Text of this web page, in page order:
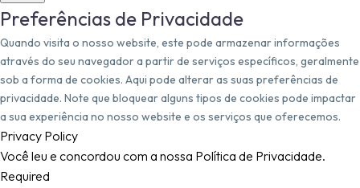
Preferências de Privacidade
Quando visita o nosso website, este pode armazenar informações
através do seu navegador a partir de serviços específicos, geralmente
sob a forma de cookies. Aqui pode alterar as suas preferências de
privacidade. Note que bloquear alguns tipos de cookies pode impactar
a sua experiência no nosso website e os serviços que oferecemos.
Privacy Policy
Você leu e concordou com a nossa Política de Privacidade.
Required